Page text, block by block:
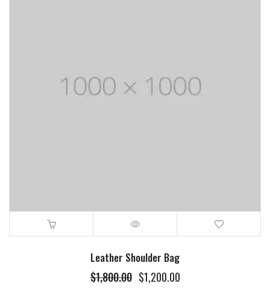
Leather Shoulder Bag
$1,800.00 $1,200.00